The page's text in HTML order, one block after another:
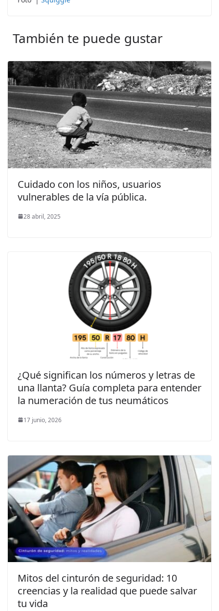
También te puede gustar
Cuidado con los niños, usuarios
vulnerables de la vía pública.
28 abril, 2025
¿Qué significan los números y letras de
una llanta? Guía completa para entender
la numeración de tus neumáticos
17 junio, 2026
Mitos del cinturón de seguridad: 10
creencias y la realidad que puede salvar
tu vida